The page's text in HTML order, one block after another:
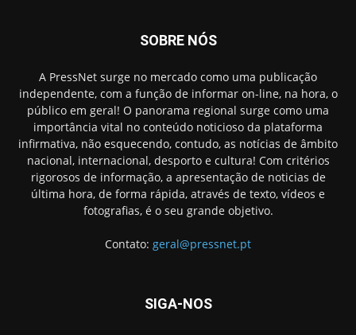
SOBRE NÓS
A PressNet surge no mercado como uma publicação
independente, com a função de informar on-line, na hora, o
público em geral! O panorama regional surge como uma
importância vital no conteúdo noticioso da plataforma
infirmativa, não esquecendo, contudo, as notícias de âmbito
nacional, internacional, desporto e cultura! Com critérios
rigorosos de informação, a apresentação de noticias de
última hora, de forma rápida, através de texto, vídeos e
fotografias, é o seu grande objetivo.
Contato: geral@pressnet.pt
SIGA-NOS